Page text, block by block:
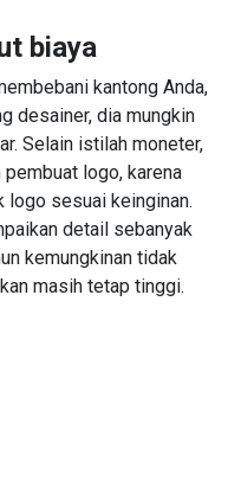
biaya
kantong Anda,
desainer, dia mungkin
Selain istilah moneter,
logo, karena
logo sesuai keinginan.
detail sebanyak
kemungkinan tidak
masih tetap tinggi.